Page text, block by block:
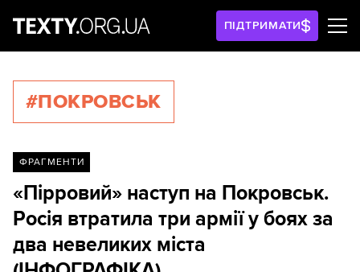
ПІДТРИМАТИ
#ПОКРОВСЬК
ФРАГМЕНТИ
«Пірровий» наступ на Покровськ.
Росія втратила три армії у боях за
два невеликих міста